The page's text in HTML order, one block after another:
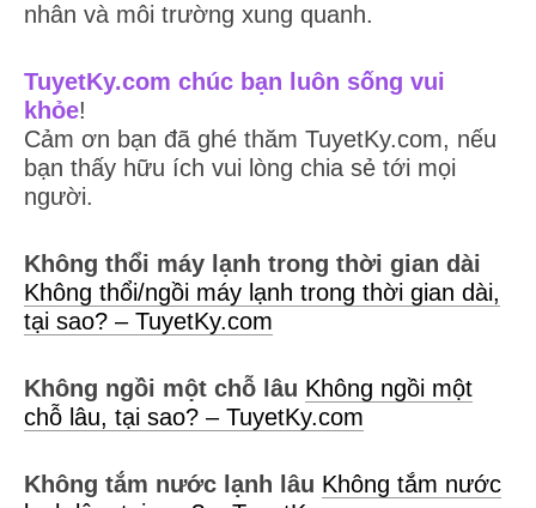
nhân và môi trường xung quanh.
TuyetKy.com chúc bạn luôn sống vui
khỏe!
Cảm ơn bạn đã ghé thăm TuyetKy.com, nếu
bạn thấy hữu ích vui lòng chia sẻ tới mọi
người.
Không thổi máy lạnh trong thời gian dài
Không thổi/ngồi máy lạnh trong thời gian dài,
tại sao? – TuyetKy.com
Không ngồi một chỗ lâu Không ngồi một
chỗ lâu, tại sao? – TuyetKy.com
Không tắm nước lạnh lâu Không tắm nước